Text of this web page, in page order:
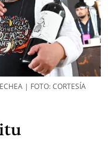
| FOTO: CORTESÍA